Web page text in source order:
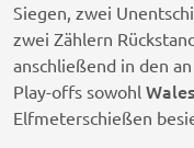
Siegen, zwei
zwei Zählern
anschließend in den
Play-offs sowohl Wales
Elfmeterschießen